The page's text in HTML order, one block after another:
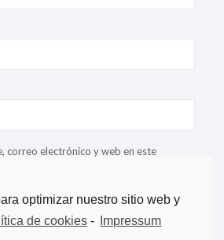
correo electrónico y web en este
optimizar nuestro sitio web y
de cookies - Impressum